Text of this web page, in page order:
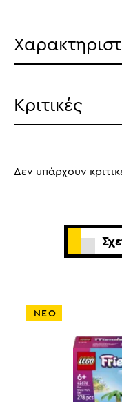
Κριτικές
Δεν υπάρχουν
ΝΕΟ